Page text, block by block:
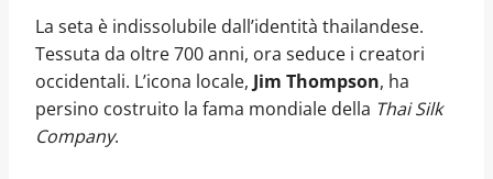
La seta è indissolubile dall’identità thailandese.
Tessuta da oltre 700 anni, ora seduce i creatori
occidentali. L’icona locale, Jim Thompson, ha
persino costruito la fama mondiale della Thai Silk
Company.